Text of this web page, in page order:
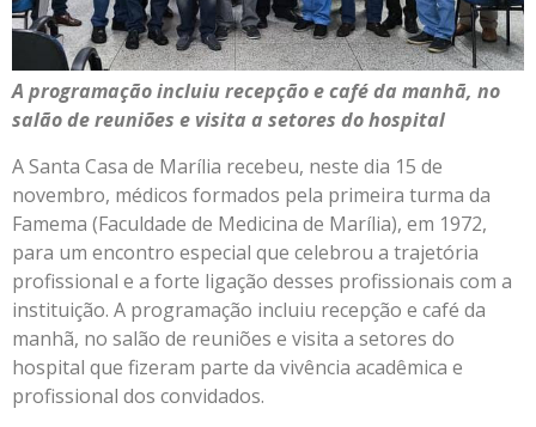
A programação incluiu recepção e café da manhã, no
salão de reuniões e visita a setores do hospital
A Santa Casa de Marília recebeu, neste dia 15 de
novembro, médicos formados pela primeira turma da
Famema (Faculdade de Medicina de Marília), em 1972,
para um encontro especial que celebrou a trajetória
profissional e a forte ligação desses profissionais com a
instituição. A programação incluiu recepção e café da
manhã, no salão de reuniões e visita a setores do
hospital que fizeram parte da vivência acadêmica e
profissional dos convidados.